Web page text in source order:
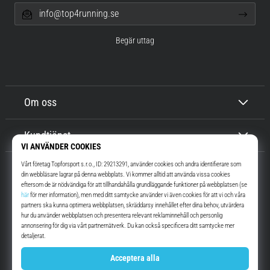
Top4Running.se
I mer än 16 år vi har vi motiverat dig att gå ut och springa. Snabbare. Med
InstagramYouTube
Om oss
Kundtjänst
info@top4running.se
Begär uttag